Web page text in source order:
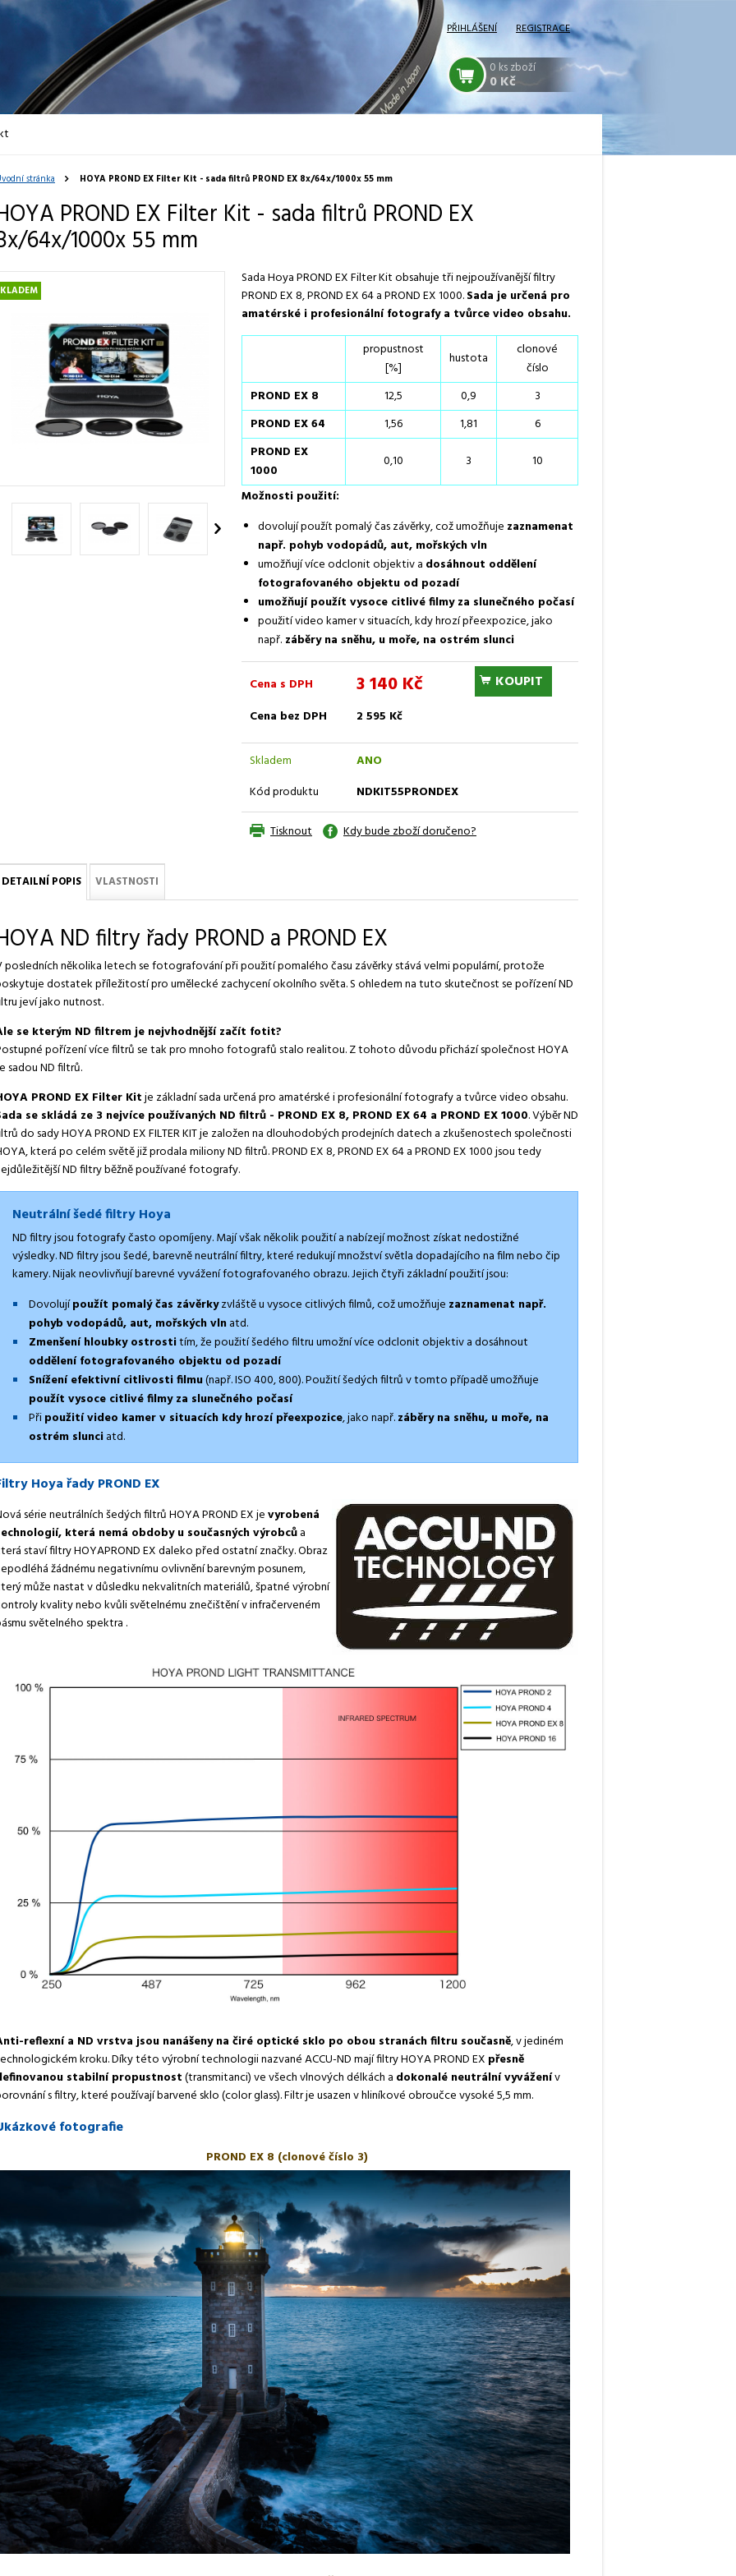
stránka HOYA PROND EX Filter Kit - sada filtrů PROND EX 8x/64x/1000x 55 mm
PROND EX Filter Kit - sada filtrů PROND EX
64x/1000x 55 mm
Sada Hoya PROND EX Filter Kit obsahuje tři nejpoužívanější filtry
PROND EX 8, PROND EX 64 a PROND EX 1000.Sada je určená pro
amatérské i profesionální fotografy a tvůrce video obsahu.
propustnost
[%]
hustota
clonové
číslo
PROND EX 8
12,5 0,9
3
PROND EX 64
1,56 1,81
6
PROND EX
1000
0,10 3
10
Možnosti použití:
dovolují použít pomalý čas závěrky, což umožňuje zaznamenat
např. pohyb vodopádů, aut, mořských vln
umožňují více odclonit objektiv a dosáhnout oddělení
fotografovaného objektu od pozadí
umožňují použít vysoce citlivé filmy za slunečného počasí
použití video kamer v situacích, kdy hrozí přeexpozice, jako
např. záběry na sněhu, u moře, na ostrém slunci
Cena s DPH 3 140 Kč KOUPIT
Cena bez DPH 2 595 Kč
Skladem
ANO
Kód produktu
NDKIT55PRONDEX
Tisknout Kdy bude zboží doručeno?
DETAILNÍ POPIS VLASTNOSTI
ND filtry řady PROND a PROND EX
posledních několika letech se fotografování při použití pomalého času závěrky stává velmi populární, protože
dostatek příležitostí pro umělecké zachycení okolního světa. S ohledem na tuto skutečnost se pořízení ND
jeví jako nutnost.
se kterým ND filtrem je nejvhodnější začít fotit?
pořízení více filtrů se tak pro mnoho fotografů stalo realitou. Z tohoto důvodu přichází společnost HOYA
sadou ND filtrů.
PROND EX Filter Kitje základní sada určená pro amatérské i profesionální fotografy a tvůrce video obsahu.
se skládá ze 3 nejvíce používaných ND filtrů - PROND EX 8, PROND EX 64 a PROND EX 1000. Výběr ND
do sady HOYA PROND EX FILTER KIT je založen na dlouhodobých prodejních datech a zkušenostech společnosti
která po celém světě již prodala miliony ND filtrů. PROND EX 8, PROND EX 64 a PROND EX 1000 jsou tedy
ND filtry běžně používané fotografy.
Neutrální šedé filtry Hoya
ND filtry jsou fotografy často opomíjeny. Mají však několik použití a nabízejí možnost získat nedostižné
výsledky. ND filtry jsou šedé, barevně neutrální filtry, které redukují množství světla dopadajícího na film nebo čip
kamery. Nijak neovlivňují barevné vyvážení fotografovaného obrazu. Jejich čtyři základní použití jsou:
Dovolujípoužít pomalý čas závěrkyzvláště u vysoce citlivých filmů, což umožňuje zaznamenat např.
pohyb vodopádů, aut, mořských vlnatd.
Zmenšení hloubky ostrostitím, že použití šedého filtru umožní více odclonit objektiv a dosáhnout
oddělení fotografovaného objektu od pozadí
Snížení efektivní citlivosti filmu(např. ISO 400, 800). Použití šedých filtrů v tomto případě umožňuje
použít vysoce citlivé filmy za slunečného počasí
Připoužití video kamer v situacích kdy hrozí přeexpozice, jako např.záběry na sněhu, u moře, na
ostrém slunciatd.
Hoya řady PROND EX
série neutrálních šedých filtrů HOYA PROND EX jevyrobená
která nemá obdoby u současných výrobcůa
staví filtry HOYAPROND EX daleko před ostatní značky. Obraz
žádnému negativnímu ovlivnění barevným posunem,
může nastat v důsledku nekvalitních materiálů, špatné výrobní
kvality nebo kvůli světelnému znečištění v infračerveném
světelného spektra .
reflexní a ND vrstva jsou nanášeny na čiré optické sklo po obou stranách filtru současně, v jediném
kroku. Díky této výrobní technologii nazvané ACCU-ND mají filtry HOYA PROND EX přesně
stabilní propustnost(transmitanci) ve všech vlnových délkách a dokonalé neutrální vyváženív
s filtry, které používají barvené sklo (color glass). Filtr je usazen v hliníkové obroučce vysoké 5,5 mm.
fotografie
PROND EX 8 (clonové číslo 3)
PŘIHLÁŠENÍ REGISTRACE
0 ks zboží
0 Kč